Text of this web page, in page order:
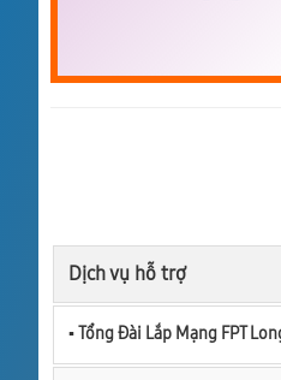
Dịch vụ hỗ trợ
▪︎ Tổng Đài Lắp Mạng FPT